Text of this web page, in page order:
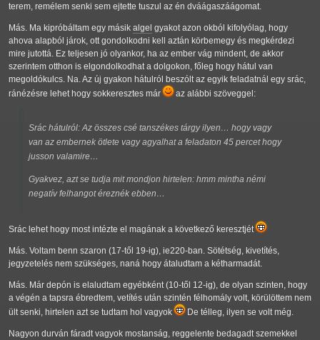
terem, remélem senki sem ejtette tuszul az én dváágaszáágomat.
Más. Ma kipróbáltam egy másik algel gyakot azon okból kifolyólag, hogy
ahova alapból járok, ott gondolkodni kell aztán körbemegy és megkérdezi
mire jutottá. Ez teljesen jó olyankor, ha az ember vág mindent, de akkor
szerintem otthon is elgondolkodhat a dolgokon, főleg hogy hátul van
megoldókulcs. Na. Az új gyakon hátulról beszólt az egyik feladatnál egy srác,
ránézésre lehet hogy sokkeresztes már
az alábbi szöveggel:
Srác hátulról: Az összes csé tanszékes tárgy ilyen… hogy vagy
van az embernek ötlete vagy agyalhat a feladaton 45 percet hogy
jusson valamire…
Gyakvez, azt se tudja mit mondjon hirtelen: hmm mintha némi
negatív felhangot éreznék ebben…
Srác lehet hogy most intézte el magának a következő keresztjét
Más. Voltam benn szaron (17-től 19-ig), ie220-ban. Sötétség, kivetítés,
jegyzetelés nem szükséges, naná hogy átaludtam a kétharmadát.
Más. Már depón is elaludtam egyébként (10-től 12-ig), de olyan szinten, hogy
a végén a tapsra ébredtem, vetítés után szintén félhomály volt, körülöttem nem
ült senki, hirtelen azt se tudtam hol vagyok
De télleg, ilyen se volt még.
Nagyon durván fáradt vagyok mostanság, reggelente bedagadt szemekkel